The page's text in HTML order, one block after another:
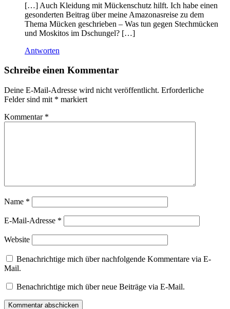
[…] Auch Kleidung mit Mückenschutz hilft. Ich habe einen
gesonderten Beitrag über meine Amazonasreise zu dem
Thema Mücken geschrieben – Was tun gegen Stechmücken
und Moskitos im Dschungel? […]
Antworten
Schreibe einen Kommentar
Deine E-Mail-Adresse wird nicht veröffentlicht. Erforderliche
Felder sind mit * markiert
Kommentar *
Name *
E-Mail-Adresse *
Website
Benachrichtige mich über nachfolgende Kommentare via E-
Mail.
Benachrichtige mich über neue Beiträge via E-Mail.